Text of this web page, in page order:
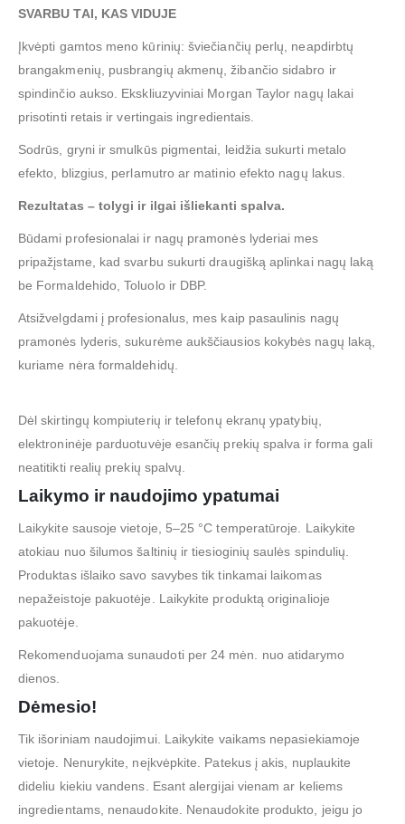
SVARBU TAI, KAS VIDUJE
Įkvėpti gamtos meno kūrinių: šviečiančių perlų, neapdirbtų
brangakmenių, pusbrangių akmenų, žibančio sidabro ir
spindinčio aukso. Ekskliuzyviniai Morgan Taylor nagų lakai
prisotinti retais ir vertingais ingredientais.
Sodrūs, gryni ir smulkūs pigmentai, leidžia sukurti metalo
efekto, blizgius, perlamutro ar matinio efekto nagų lakus.
Rezultatas – tolygi ir ilgai išliekanti spalva.
Būdami profesionalai ir nagų pramonės lyderiai mes
pripažįstame, kad svarbu sukurti draugišką aplinkai nagų laką
be Formaldehido, Toluolo ir DBP.
Atsižvelgdami į profesionalus, mes kaip pasaulinis nagų
pramonės lyderis, sukurėme aukščiausios kokybės nagų laką,
kuriame nėra formaldehidų.
Dėl skirtingų kompiuterių ir telefonų ekranų ypatybių,
elektroninėje parduotuvėje esančių prekių spalva ir forma gali
neatitikti realių prekių spalvų.
Laikymo ir naudojimo ypatumai
Laikykite sausoje vietoje, 5–25 °C temperatūroje. Laikykite
atokiau nuo šilumos šaltinių ir tiesioginių saulės spindulių.
Produktas išlaiko savo savybes tik tinkamai laikomas
nepažeistoje pakuotėje. Laikykite produktą originalioje
pakuotėje.
Rekomenduojama sunaudoti per 24 mėn. nuo atidarymo
dienos.
Dėmesio!
Tik išoriniam naudojimui. Laikykite vaikams nepasiekiamoje
vietoje. Nenurykite, neįkvėpkite. Patekus į akis, nuplaukite
dideliu kiekiu vandens. Esant alergijai vienam ar keliems
ingredientams, nenaudokite. Nenaudokite produkto, jeigu jo